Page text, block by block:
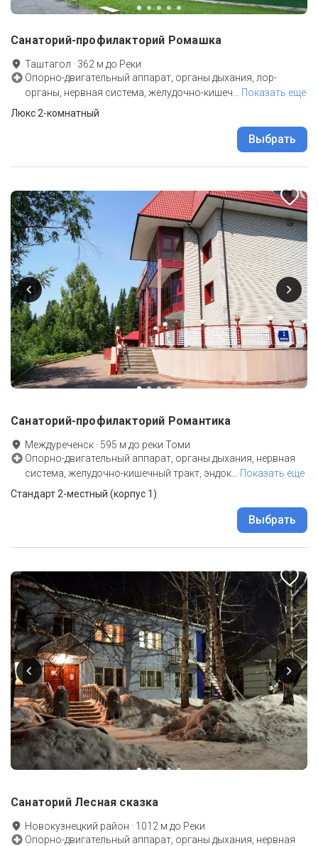
Санаторий-профилакторий Ромашка
Таштагол · 362 м до Реки
Опорно-двигательный аппарат, органы дыхания, лор-
органы, нервная система, желудочно-кишеч
Показать еще
Люкс 2-комнатный
Выбрать
Санаторий-профилакторий Романтика
Междуреченск · 595 м до реки Томи
Опорно-двигательный аппарат, органы дыхания, нервная
система, желудочно-кишечный тракт, эндок
Показать еще
Стандарт 2-местный (корпус 1)
Выбрать
Санаторий Лесная сказка
Новокузнецкий район · 1012 м до Реки
Опорно-двигательный аппарат, органы дыхания, нервная